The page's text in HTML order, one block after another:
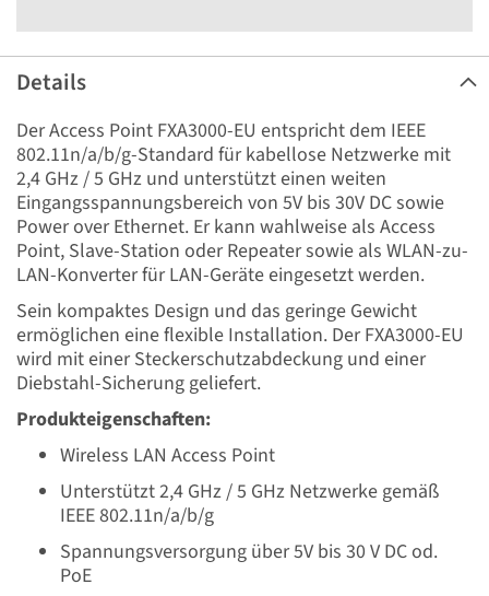
Details
Der Access Point FXA3000-EU entspricht dem IEEE
802.11n/a/b/g-Standard für kabellose Netzwerke mit
2,4 GHz / 5 GHz und unterstützt einen weiten
Eingangsspannungsbereich von 5V bis 30V DC sowie
Power over Ethernet. Er kann wahlweise als Access
Point, Slave-Station oder Repeater sowie als WLAN-zu-
LAN-Konverter für LAN-Geräte eingesetzt werden.
Sein kompaktes Design und das geringe Gewicht
ermöglichen eine flexible Installation. Der FXA3000-EU
wird mit einer Steckerschutzabdeckung und einer
Diebstahl-Sicherung geliefert.
Produkteigenschaften:
Wireless LAN Access Point
Unterstützt 2,4 GHz / 5 GHz Netzwerke gemäß
IEEE 802.11n/a/b/g
Spannungsversorgung über 5V bis 30 V DC od.
PoE